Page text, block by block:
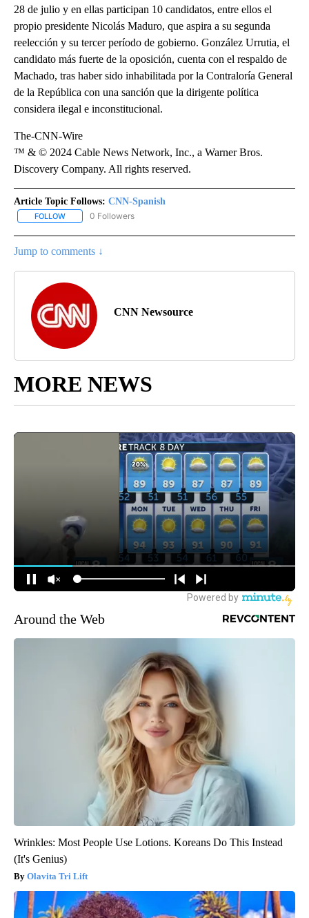
28 de julio y en ellas participan 10 candidatos, entre ellos el
propio presidente Nicolás Maduro, que aspira a su segunda
reelección y su tercer período de gobierno. González Urrutia, el
candidato más fuerte de la oposición, cuenta con el respaldo de
Machado, tras haber sido inhabilitada por la Contraloría General
de la República con una sanción que la dirigente política
considera ilegal e inconstitucional.
The-CNN-Wire
™ & © 2024 Cable News Network, Inc., a Warner Bros.
Discovery Company. All rights reserved.
Article Topic Follows: CNN-Spanish
FOLLOW FOLLOW "CNN-SPANISH" TO RECEIVE NOTIFICATIONS ABOUT
0 Followers
Jump to comments ↓
CNN Newsource
MORE NEWS
Around the Web
Wrinkles: Most People Use Lotions. Koreans Do This Instead
(It's Genius)
Olavita Tri Lift